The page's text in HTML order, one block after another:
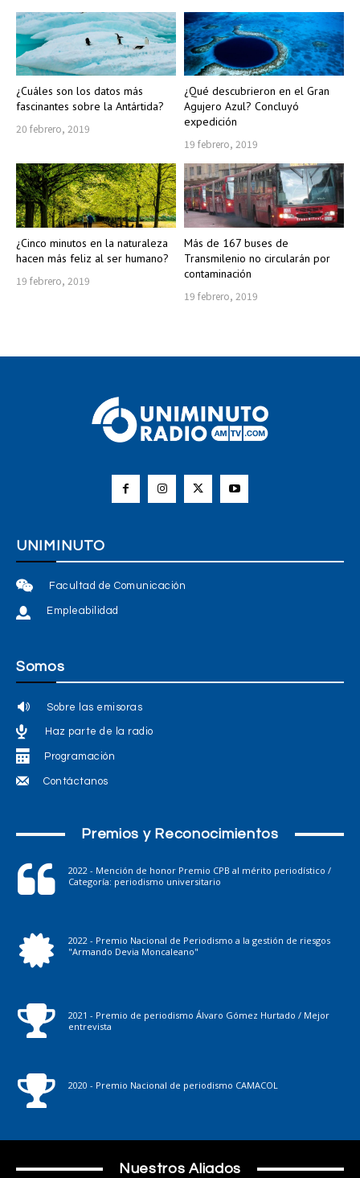
¿Cuáles son los datos más
fascinantes sobre la Antártida?
20 febrero, 2019
¿Qué descubrieron en el Gran
Agujero Azul? Concluyó
expedición
19 febrero, 2019
¿Cinco minutos en la naturaleza
hacen más feliz al ser humano?
19 febrero, 2019
Más de 167 buses de
Transmilenio no circularán por
contaminación
19 febrero, 2019
UNIMINUTO
Facultad de Comunicación
Empleabilidad
Somos
Sobre las emisoras
Haz parte de la radio
Programación
Contáctanos
Premios y Reconocimientos
2022 - Mención de honor Premio CPB al mérito periodístico /
Categoría: periodismo universitario
2022 - Premio Nacional de Periodismo a la gestión de riesgos
"Armando Devia Moncaleano"
2021 - Premio de periodismo Álvaro Gómez Hurtado / Mejor
entrevista
2020 - Premio Nacional de periodismo CAMACOL
Nuestros Aliados